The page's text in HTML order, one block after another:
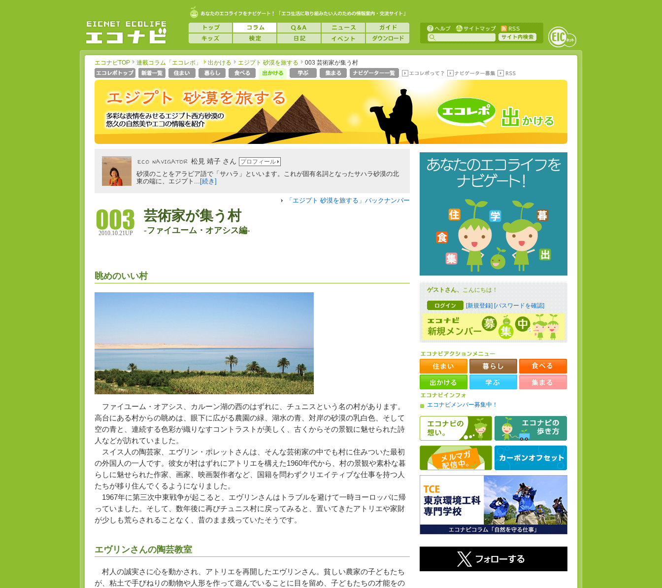
エコナビTOP 連載コラム「エコレポ」 出かける エジプト 砂漠を旅する 003 芸術家が集う村
松見 靖子 さん
プロフィール
砂漠のことをアラビア語で「サハラ」といいます。これが固有名詞となったサハラ砂漠の北
東の端に、エジプト... [続き]
「エジプト 砂漠を旅する」バックナンバー
2010.10.21UP
芸術家が集う村
-ファイユーム・オアシス編-
眺めのいい村
ファイユーム・オアシス、カルーン湖の西のはずれに、チュニスという名の村があります。
高台にある村からの眺めは、眼下に広がる農園の緑、湖水の青、対岸の砂漠の乳白色、そして
空の青と、連続する色彩が織りなすコントラストが美しく、古くからその景観に魅せられた詩
人などが訪れていました。
スイス人の陶芸家、エヴリン・ポレットさんは、そんな芸術家の中でも村に住みついた最初
の外国人の一人です。彼女が村はずれにアトリエを構えた1960年代から、村の景観や素朴な暮
らしに魅せられた作家、画家、映画製作者など、国籍を問わずクリエイティブな仕事を持つ人
たちが移り住んでくるようになりました。
1967年に第三次中東戦争が起こると、エヴリンさんはトラブルを避けて一時ヨーロッパに帰
っていました。そして、数年後に再びチュニス村に戻ってみると、置いてきたアトリエや家財
が少しも荒らされることなく、昔のまま残っていたそうです。
エヴリンさんの陶芸教室
村人の誠実さに心を動かされ、アトリエを再開したエヴリンさん。貧しい農家の子どもたち
が、粘土で手びねりの動物や人形を作って遊んでいることに目を留め、子どもたちの才能をの
ゲストさん、こんにちは！
[新規登録] [パスワードを確認]
エコナビメンバー募集中！